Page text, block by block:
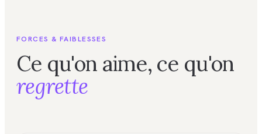
FORCES & FAIBLESSES
Ce qu'on aime, ce qu'on
regrette